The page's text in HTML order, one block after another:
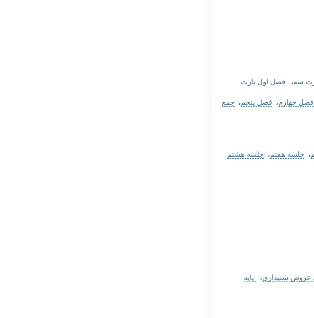
سه، فصل اول پارت
فصل چهارم، فصل پنجم، جمع
، جلسه هفتم، جلسه هشتم
عروض شنیداری، پایه